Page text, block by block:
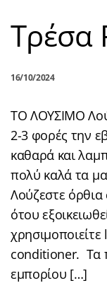
Τρέσα
16/10/2024
ΤΟ ΛΟΥΣΙΜΟ
2-3 φορές την
καθαρά και
πολύ καλά τα
Λούζεστε
ότου
conditioner. Τα
εμπορίου […]